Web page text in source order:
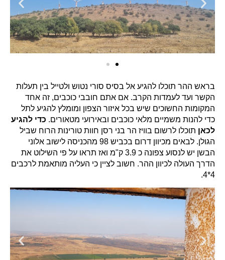
בראש ההר תוכלו להגיע אל בסיס סורי נטוש ולטייל בין תעלות
הקשר ועד לעמדות הקרב. אם אתם חובבי כוכבים, זה אחד
המקומות החשוכים שיש בכל איזור הצפון ומומלץ להגיע לתל
כדי להנות משמיים מלאי כוכבים ובאירועי מטאורים. כדי להגיע
לכאן תוכלו לרשום בוויז הר בני רסן חוות טורינות הרוח שביל
הגולן. לבאים מכיוון דרום בכביש 98 מהכניסה לישוב אלוני
הבשן יש לנסוע צפונה כ 3.9 ק"מ ואז תראו על פי השילוט את
הדרך העולה לכיוון ההר. חשוב לציין כי העליה מותאמת לרכבים
4*4.